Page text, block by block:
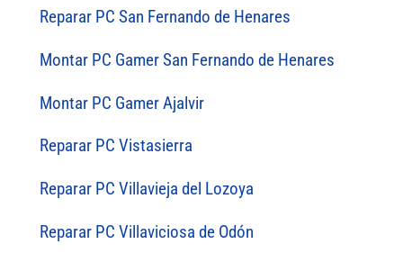
Reparar PC San Fernando de Henares
Montar PC Gamer San Fernando de Henares
Montar PC Gamer Ajalvir
Reparar PC Vistasierra
Reparar PC Villavieja del Lozoya
Reparar PC Villaviciosa de Odón